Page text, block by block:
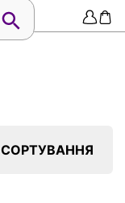
СОРТУВАННЯ